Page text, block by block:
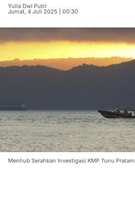
Yulia Dwi Putri
Jumat, 4 Juli 2025 | 00:30
Menhub Serahkan Investigasi KMP Tunu